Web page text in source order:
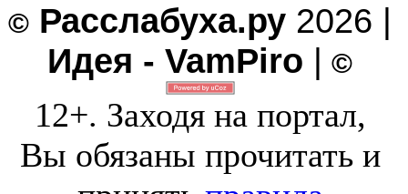
© Расслабуха.ру 2026 |
Идея - VamPiro | ©
12+. Заходя на портал,
Вы обязаны прочитать и